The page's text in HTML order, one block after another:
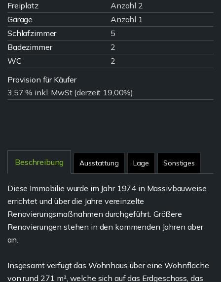
Freiplatz
Anzahl 2
Garage
Anzahl 1
Schlafzimmer
5
Badezimmer
2
WC
2
Provision für Käufer
3,57 % inkl. MwSt (derzeit 19,00%)
Beschreibung Ausstattung Lage Sonstiges
Diese Immobilie wurde im Jahr 1974 in Massivbauweise
errichtet und über die Jahre vereinzelte
Renovierungsmaßnahmen durchgeführt. Größere
Renovierungen stehen in den kommenden Jahren aber
an.
Insgesamt verfügt das Wohnhaus über eine Wohnfläche
von rund 271 m², welche sich auf das Erdgeschoss, das